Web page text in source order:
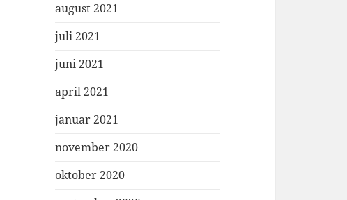
august 2021
juli 2021
juni 2021
april 2021
januar 2021
november 2020
oktober 2020